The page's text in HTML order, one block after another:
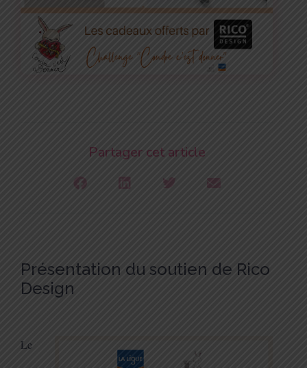
Partager cet article
Présentation du soutien de Rico
Design
Le